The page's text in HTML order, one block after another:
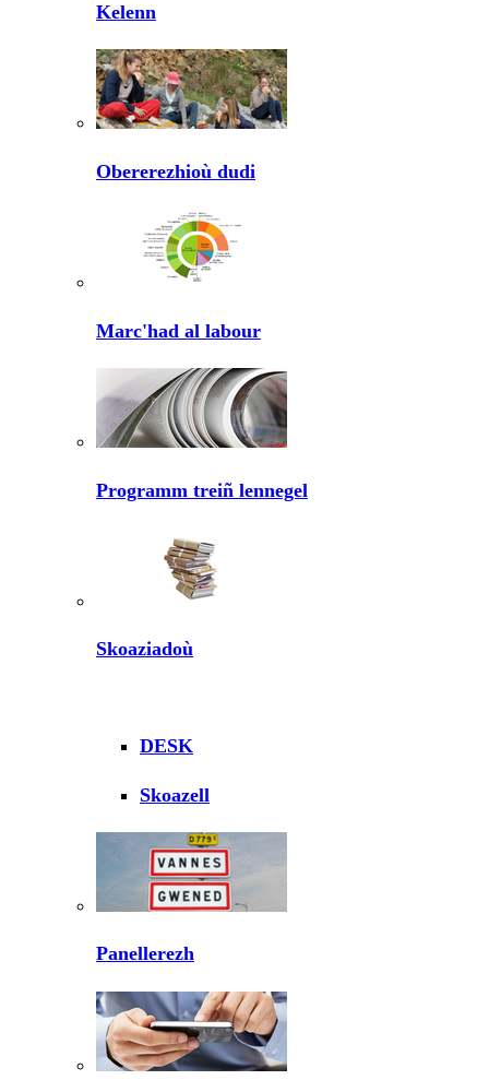
Kelenn
Obererezhioù dudi
Marc'had al labour
Programm treiñ lennegel
Skoaziadoù
DESK
Skoazell
Panellerezh